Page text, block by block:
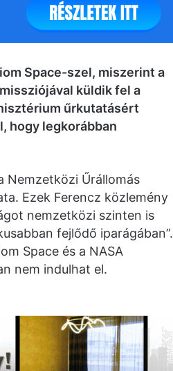
Space-szel, miszerint a
küldik fel a
űrkutatásért
hogy legkorábban
Nemzetközi Űrállomás
Ezek Ferencz közlemény
nemzetközi szinten is
fejlődő iparágában”.
Space és a NASA
nem indulhat el.